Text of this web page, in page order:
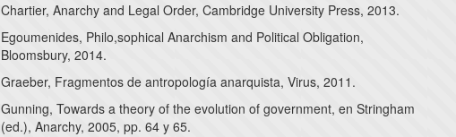
Chartier, Anarchy and Legal Order, Cambridge University Press, 2013.
Egoumenides, Philo,sophical Anarchism and Political Obligation,
Bloomsbury, 2014.
Graeber, Fragmentos de antropología anarquista, Virus, 2011.
Gunning, Towards a theory of the evolution of government, en Stringham
(ed.), Anarchy, 2005, pp. 64 y 65.